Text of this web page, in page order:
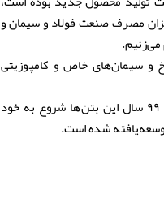
مصرف صنعت فولاد و سیمان و
و سیمان‌های خاص و کامپوزیتی
وی افزود بتن حاصل از این نوع سیمان خودترمیم بوده و طول عمر بالایی داشته که حتی بعد از ۹۹ سال این بتن‌ها شروع به خود
شده است.